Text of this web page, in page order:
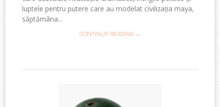
luptele pentru putere care au modelat civilizația maya,
săptămâna...
CONTINUE READING →